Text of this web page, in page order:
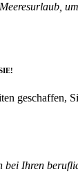
geschaffen,
Ihren